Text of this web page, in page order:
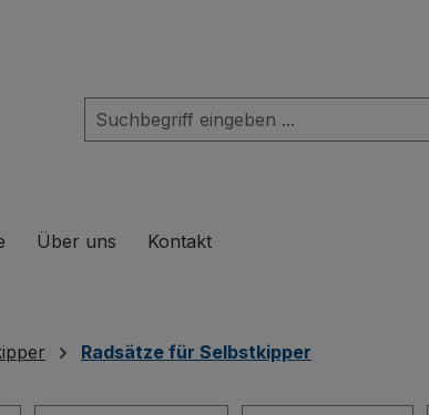
der Kategorie Produkte
Über uns Kontakt
Radsätze für Selbstkipper